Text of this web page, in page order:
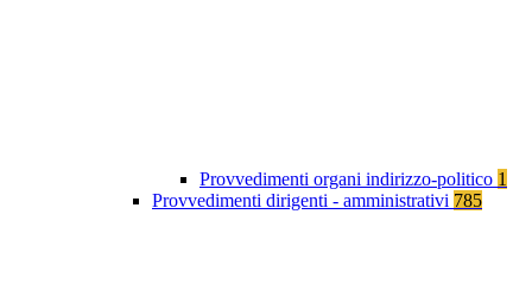
Provvedimenti organi indirizzo-politico 1
Provvedimenti dirigenti - amministrativi 785